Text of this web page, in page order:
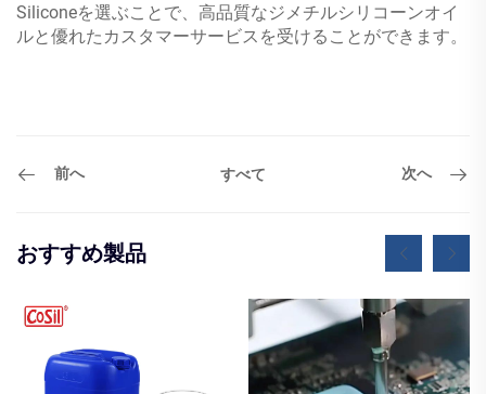
Siliconeを選ぶことで、高品質なジメチルシリコーンオイ
ルと優れたカスタマーサービスを受けることができます。
前へ すべて 次へ
おすすめ製品